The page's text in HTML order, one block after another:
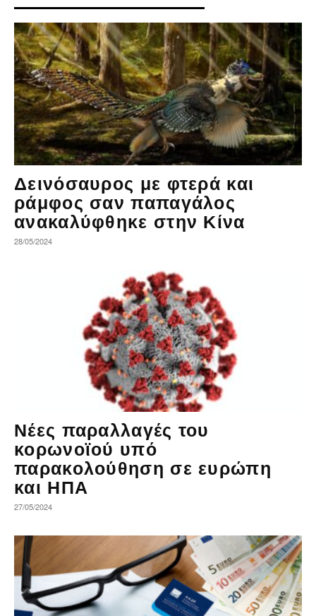
Δεινόσαυρος με φτερά και
ράμφος σαν παπαγάλος
ανακαλύφθηκε στην Κίνα
28/05/2024
Νέες παραλλαγές του
κορωνοϊού υπό
παρακολούθηση σε ευρώπη
και ΗΠΑ
27/05/2024